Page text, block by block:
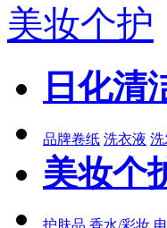
美妆个护
日化清
品牌卷纸 洗衣液 洗
美妆个
护肤品 香水/彩妆